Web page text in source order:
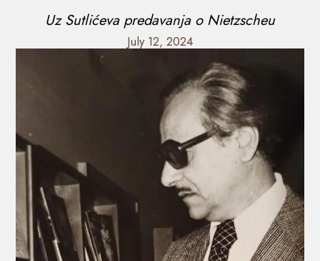
Uz Sutlićeva predavanja o Nietzscheu
July 12, 2024